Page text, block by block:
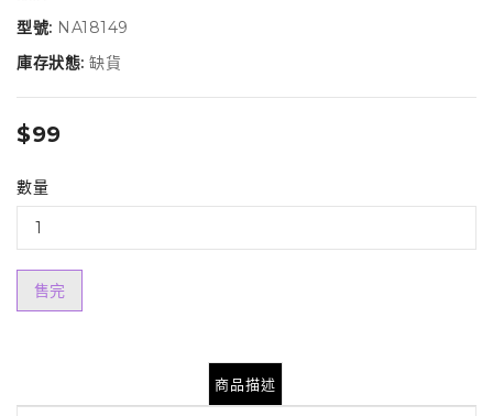
型號: NA18149
庫存狀態: 缺貨
$99
數量
售完
商品描述